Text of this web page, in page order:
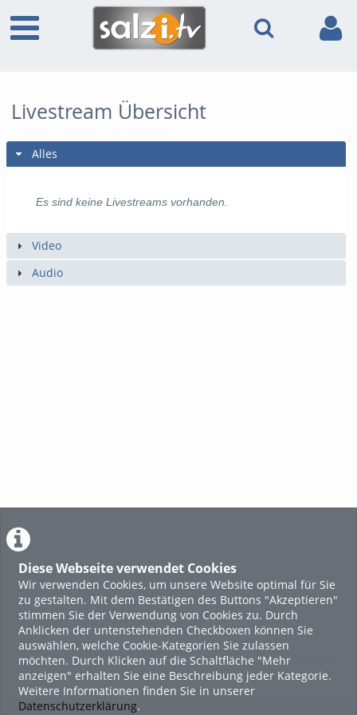
Diese Webseite verwendet Cookies
Wir verwenden Cookies, um unsere Website optimal für Sie
zu gestalten. Mit dem Bestätigen des Buttons "Akzeptieren"
stimmen Sie der Verwendung von Cookies zu. Durch
Anklicken der untenstehenden Checkboxen können Sie
auswählen, welche Cookie-Kategorien Sie zulassen
möchten. Durch Klicken auf die Schaltfläche "Mehr
anzeigen" erhalten Sie eine Beschreibung jeder Kategorie.
Weitere Informationen finden Sie in unserer
Datenschutzerklärung.
Livestream Übersicht
Alles
Es sind keine Livestreams vorhanden.
Video
Audio